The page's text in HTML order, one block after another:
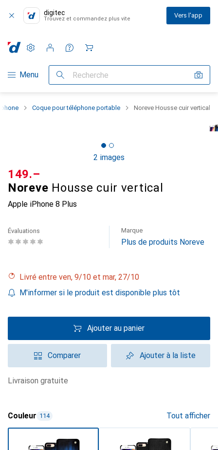
digitec
Trouvez et commandez plus vite Vers l'app
Navigation par catégorie
Menu Recherche
Paramètres
Compte client
Listes de comparaison
Listes d'envies
Panier
Coque pour téléphone portable Noreve Housse cuir vertical
2 images
Noreve Housse cuir vertical
Apple iPhone 8 Plus
CHF
149.–
Évaluations Marque
Plus de produits Noreve
Livré entre ven, 9/10 et mar, 27/10
M'informer si le produit est disponible plus tôt
Ajouter au panier
Comparer Ajouter à la liste
livraison gratuite
Couleur 114 Tout afficher